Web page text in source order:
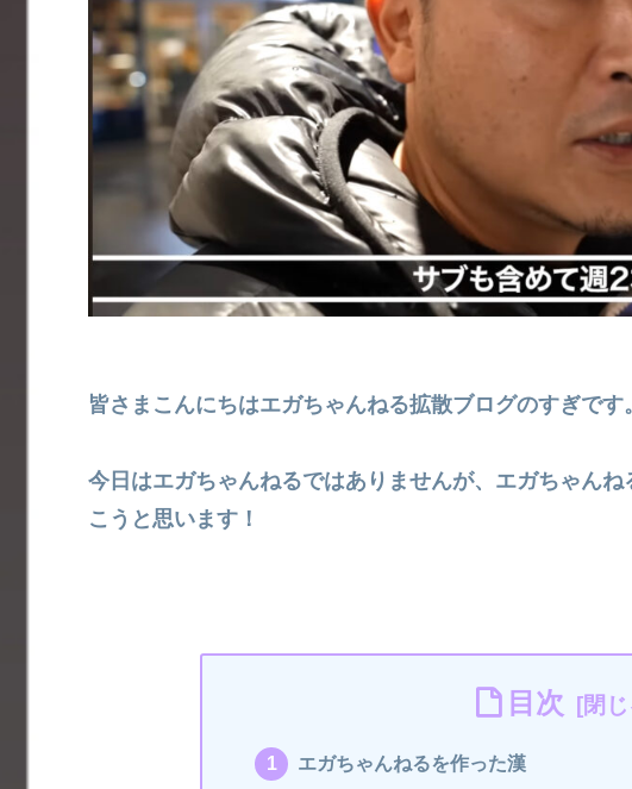
皆さまこんにちはエガちゃんねる拡散ブログのすぎです。
今日はエガちゃんねるではありませんが、エガちゃん
こうと思います！
目次
エガちゃんねるを作った漢